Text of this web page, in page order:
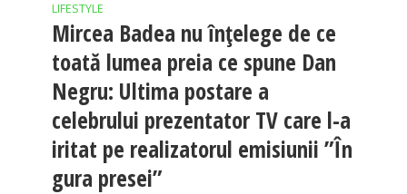
LIFESTYLE
Mircea Badea nu înțelege de ce
toată lumea preia ce spune Dan
Negru: Ultima postare a
celebrului prezentator TV care l-a
iritat pe realizatorul emisiunii ”În
gura presei”